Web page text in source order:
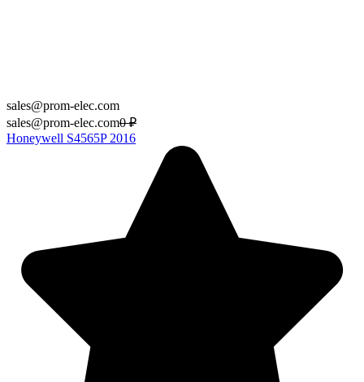
sales@prom-elec.com
sales@prom-elec.com0 ₽
Honeywell S4565P 2016